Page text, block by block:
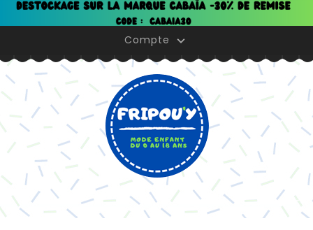
Compte 
Panneau de gestion des cookies